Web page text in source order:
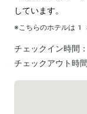
しています。
※こちらのホテルは
チェックイン時間：
チェックアウト時間